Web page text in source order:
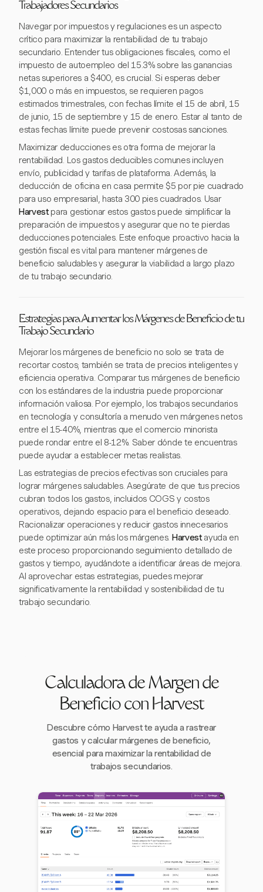
Trabajadores Secundarios
Navegar por impuestos y regulaciones es un aspecto
crítico para maximizar la rentabilidad de tu trabajo
secundario. Entender tus obligaciones fiscales, como el
impuesto de autoempleo del 15.3% sobre las ganancias
netas superiores a $400, es crucial. Si esperas deber
$1,000 o más en impuestos, se requieren pagos
estimados trimestrales, con fechas límite el 15 de abril, 15
de junio, 15 de septiembre y 15 de enero. Estar al tanto de
estas fechas límite puede prevenir costosas sanciones.
Maximizar deducciones es otra forma de mejorar la
rentabilidad. Los gastos deducibles comunes incluyen
envío, publicidad y tarifas de plataforma. Además, la
deducción de oficina en casa permite $5 por pie cuadrado
para uso empresarial, hasta 300 pies cuadrados. Usar
Harvestpara gestionar estos gastos puede simplificar la
preparación de impuestos y asegurar que no te pierdas
deducciones potenciales. Este enfoque proactivo hacia la
gestión fiscal es vital para mantener márgenes de
beneficio saludables y asegurar la viabilidad a largo plazo
de tu trabajo secundario.
Estrategias para Aumentar los Márgenes de Beneficio de tu
Trabajo Secundario
Mejorar los márgenes de beneficio no solo se trata de
recortar costos; también se trata de precios inteligentes y
eficiencia operativa. Comparar tus márgenes de beneficio
con los estándares de la industria puede proporcionar
información valiosa. Por ejemplo, los trabajos secundarios
en tecnología y consultoría a menudo ven márgenes netos
entre el 15-40%, mientras que el comercio minorista
puede rondar entre el 8-12%. Saber dónde te encuentras
puede ayudar a establecer metas realistas.
Las estrategias de precios efectivas son cruciales para
lograr márgenes saludables. Asegúrate de que tus precios
cubran todos los gastos, incluidos COGS y costos
operativos, dejando espacio para el beneficio deseado.
Racionalizar operaciones y reducir gastos innecesarios
puede optimizar aún más los márgenes. Harvestayuda en
este proceso proporcionando seguimiento detallado de
gastos y tiempo, ayudándote a identificar áreas de mejora.
Al aprovechar estas estrategias, puedes mejorar
significativamente la rentabilidad y sostenibilidad de tu
trabajo secundario.
Calculadora de Margen de
Beneficio con Harvest
Descubre cómo Harvest te ayuda a rastrear
gastos y calcular márgenes de beneficio,
esencial para maximizar la rentabilidad de
trabajos secundarios.